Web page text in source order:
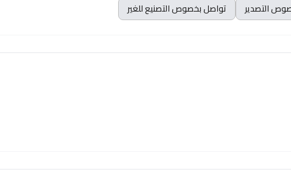
التصدير تواصل بخصوص التصنيع للغير